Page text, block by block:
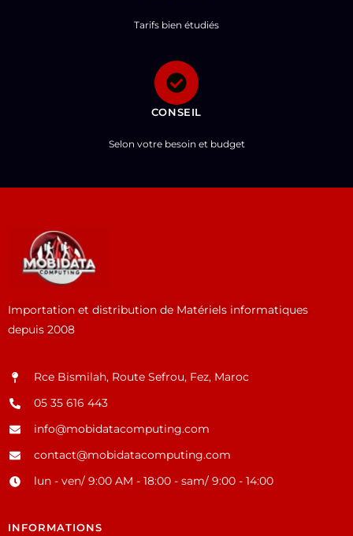
Tarifs bien étudiés
CONSEIL
Selon votre besoin et budget
Importation et distribution de Matériels informatiques
depuis 2008
Rce Bismilah, Route Sefrou, Fez, Maroc
05 35 616 443
info@mobidatacomputing.com
contact@mobidatacomputing.com
lun - ven/ 9:00 AM - 18:00 - sam/ 9:00 - 14:00
INFORMATIONS